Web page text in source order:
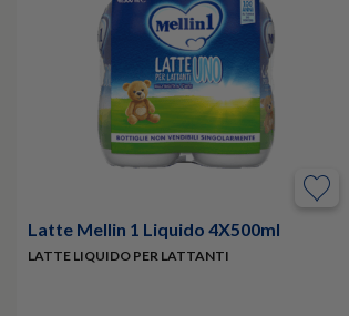
Latte Mellin 1 Liquido 4X500ml
LATTE LIQUIDO PER LATTANTI